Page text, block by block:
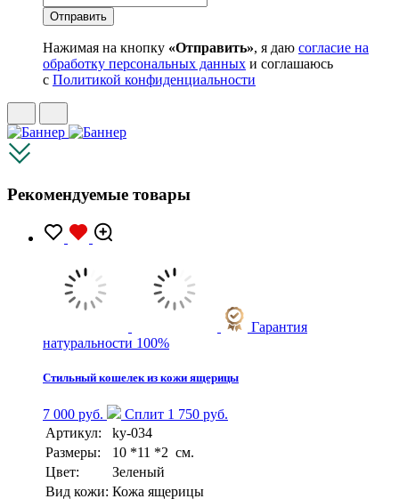
Нажимая на кнопку «Отправить», я даю согласие на
обработку персональных данных и соглашаюсь
с Политикой конфиденциальности
Рекомендуемые товары
Гарантия
натуральности 100%
Стильный кошелек из кожи ящерицы
7 000 руб.
Сплит 1 750 руб.
Артикул:
ky-034
Размеры:
10 *11 *2 см.
Цвет:
Зеленый
Вид кожи: Кожа ящерицы